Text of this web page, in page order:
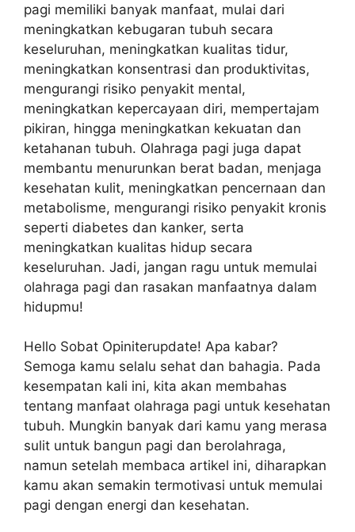
pagi memiliki banyak manfaat, mulai dari
meningkatkan kebugaran tubuh secara
keseluruhan, meningkatkan kualitas tidur,
meningkatkan konsentrasi dan produktivitas,
mengurangi risiko penyakit mental,
meningkatkan kepercayaan diri, mempertajam
pikiran, hingga meningkatkan kekuatan dan
ketahanan tubuh. Olahraga pagi juga dapat
membantu menurunkan berat badan, menjaga
kesehatan kulit, meningkatkan pencernaan dan
metabolisme, mengurangi risiko penyakit kronis
seperti diabetes dan kanker, serta
meningkatkan kualitas hidup secara
keseluruhan. Jadi, jangan ragu untuk memulai
olahraga pagi dan rasakan manfaatnya dalam
hidupmu!
Hello Sobat Opiniterupdate! Apa kabar?
Semoga kamu selalu sehat dan bahagia. Pada
kesempatan kali ini, kita akan membahas
tentang manfaat olahraga pagi untuk kesehatan
tubuh. Mungkin banyak dari kamu yang merasa
sulit untuk bangun pagi dan berolahraga,
namun setelah membaca artikel ini, diharapkan
kamu akan semakin termotivasi untuk memulai
pagi dengan energi dan kesehatan.